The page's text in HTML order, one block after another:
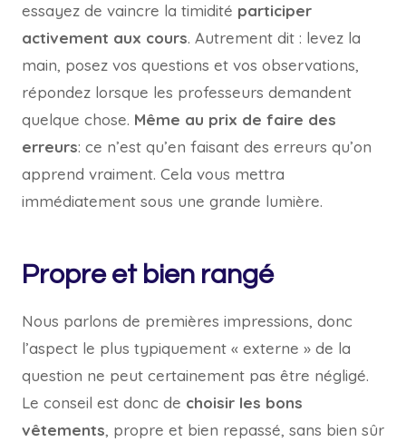
essayez de vaincre la timidité participer
activement aux cours. Autrement dit : levez la
main, posez vos questions et vos observations,
répondez lorsque les professeurs demandent
quelque chose. Même au prix de faire des
erreurs: ce n’est qu’en faisant des erreurs qu’on
apprend vraiment. Cela vous mettra
immédiatement sous une grande lumière.
Propre et bien rangé
Nous parlons de premières impressions, donc
l’aspect le plus typiquement « externe » de la
question ne peut certainement pas être négligé.
Le conseil est donc de choisir les bons
vêtements, propre et bien repassé, sans bien sûr